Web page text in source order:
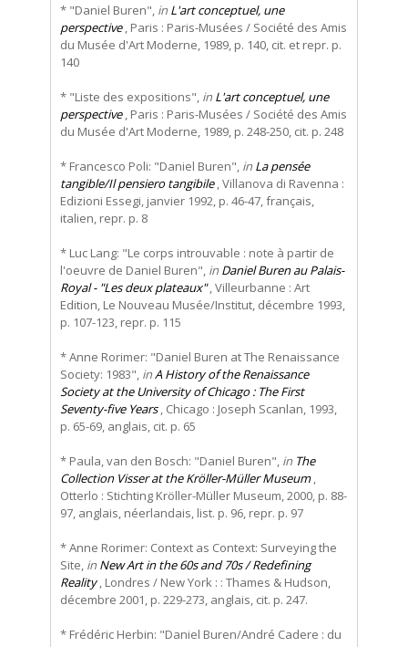
* "Daniel Buren", in L'art conceptuel, une
perspective, Paris : Paris-Musées / Société des Amis
du Musée d'Art Moderne, 1989, p. 140, cit. et repr. p.
140
* "Liste des expositions", in L'art conceptuel, une
perspective, Paris : Paris-Musées / Société des Amis
du Musée d'Art Moderne, 1989, p. 248-250, cit. p. 248
* Francesco Poli: "Daniel Buren", in La pensée
tangible/Il pensiero tangibile, Villanova di Ravenna :
Edizioni Essegi, janvier 1992, p. 46-47, français,
italien, repr. p. 8
* Luc Lang: "Le corps introuvable : note à partir de
l'oeuvre de Daniel Buren", in Daniel Buren au Palais-
Royal - "Les deux plateaux", Villeurbanne : Art
Edition, Le Nouveau Musée/Institut, décembre 1993,
p. 107-123, repr. p. 115
* Anne Rorimer: "Daniel Buren at The Renaissance
Society: 1983", inA History of the Renaissance
Society at the University of Chicago : The First
Seventy-five Years, Chicago : Joseph Scanlan, 1993,
p. 65-69, anglais, cit. p. 65
* Paula, van den Bosch: "Daniel Buren", in The
Collection Visser at the Kröller-Müller Museum,
Otterlo : Stichting Kröller-Müller Museum, 2000, p. 88-
97, anglais, néerlandais, list. p. 96, repr. p. 97
* Anne Rorimer: Context as Context: Surveying the
Site, in New Art in the 60s and 70s / Redefining
Reality, Londres / New York : : Thames & Hudson,
décembre 2001, p. 229-273, anglais, cit. p. 247.
* Frédéric Herbin: "Daniel Buren/André Cadere : du